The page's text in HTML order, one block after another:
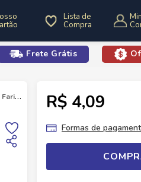
Lista de
Compra
Frete Grátis
Farinha Mandioca Siamar 500g Torrada R$ 4,09
Formas de